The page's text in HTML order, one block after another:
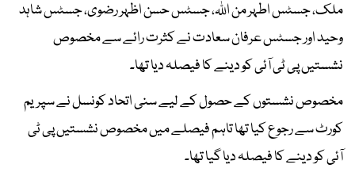
ملک، جسٹس اطہر من اللہ، جسٹس حسن اظہر رضوی، جسٹس شاہد
وحید اور جسٹس عرفان سعادت نے کثرت رائے سے مخصوص
نشستیں پی ٹی آئی کو دینے کا فیصلہ دیا تھا۔
مخصوص نشستوں کے حصول کے لیے سنی اتحاد کونسل نے سپریم
کورٹ سے رجوع کیا تھا تاہم فیصلے میں مخصوص نشستیں پی ٹی
آئی کو دینے کا فیصلہ دیا گیا تھا۔